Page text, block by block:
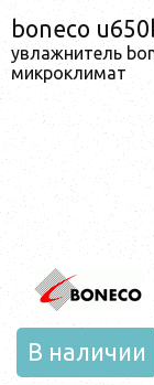
boneco
увлажнитель
микроклимат
В наличии